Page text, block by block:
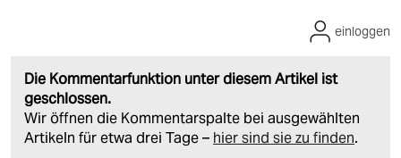
Die Kommentarfunktion unter diesem Artikel ist
geschlossen.
Wir öffnen die Kommentarspalte bei ausgewählten
Artikeln für etwa drei Tage – hier sind sie zu finden.
einloggen